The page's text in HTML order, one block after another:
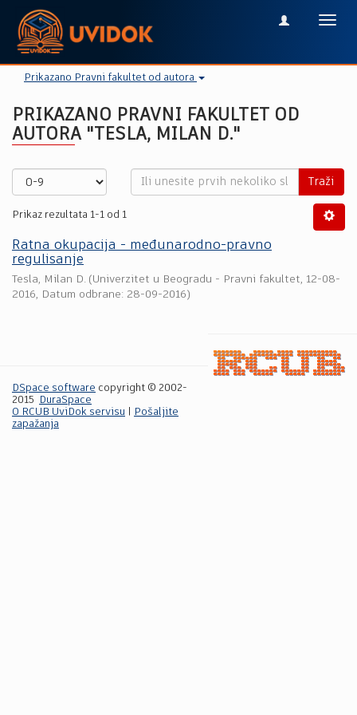
Prikazano Pravni fakultet od autora
PRIKAZANO PRAVNI FAKULTET OD
AUTORA "TESLA, MILAN D."
Traži
Prikaz rezultata 1-1 od 1
Ratna okupacija - međunarodno-pravno
regulisanje
Tesla, Milan D. (Univerzitet u Beogradu - Pravni fakultet, 12-08-
2016, Datum odbrane: 28-09-2016)
DSpace software copyright © 2002-
2015
DuraSpace
O RCUB UviDok servisu
Pošaljite
zapažanja